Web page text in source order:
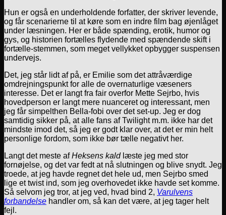
Hun er også en underholdende forfatter, der skriver levende,
og får scenarierne til at køre som en indre film bag øjenlåget
under læsningen. Her er både spænding, erotik, humor og
gys, og historien fortælles flydende med spændende skift i
fortælle-stemmen, som meget vellykket opbygger suspensen
undervejs.
Det, jeg står lidt af på, er Emilie som det attråværdige
omdrejningspunkt for alle de overnaturlige væseners
interesse. Det er langt fra fair overfor Mette Sejrbo, hvis
hovedperson er langt mere nuanceret og interessant, men
jeg får simpelthen Bella-fobi over det set-up. Jeg er dog
samtidig sikker på, at alle fans af Twilight m.m. ikke har det
mindste imod det, så jeg er godt klar over, at det er min helt
personlige fordom, som ikke bør tælle negativt her.
Langt det meste afHeksens kaldlæste jeg med stor
fornøjelse, og det var fedt at nå slutningen og blive snydt. Jeg
troede, at jeg havde regnet det hele ud, men Sejrbo smed
lige et twist ind, som jeg overhovedet ikke havde set komme.
Så selvom jeg tror, at jeg ved, hvad bind 2, Varulvens
forbandelse handler om, så kan det være, at jeg tager helt
fejl.